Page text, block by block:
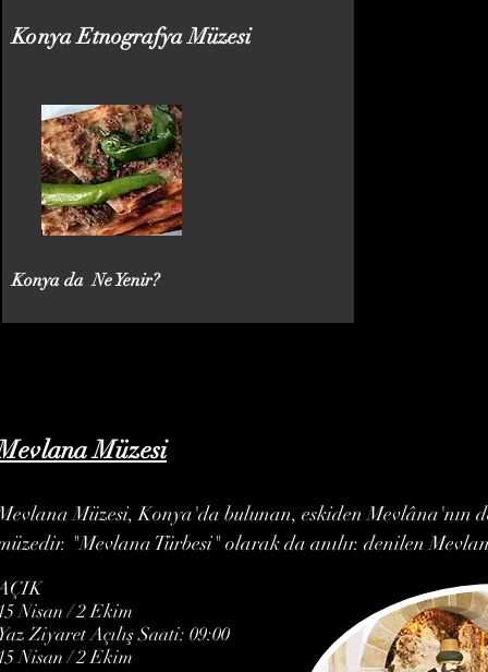
Konya Etnografya Müzesi
Konya da Ne Yenir?
Müzesi
Müzesi, Konya'da bulunan, eskiden Mevlâna'nın
"Mevlana Türbesi" olarak da anılır. denilen
Nisan / 2 Ekim
Ziyaret Açılış Saati: 09:00
Nisan / 2 Ekim